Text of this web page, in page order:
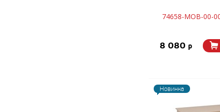
74658-MOB-00-
8 080 p
Новинка